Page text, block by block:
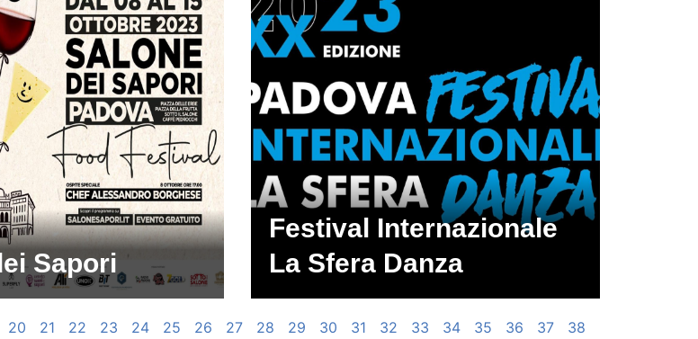
Sapori
Festival Internazionale
La Sfera Danza
20 21 22 23 24 25 26 27 28 29 30 31 32 33 34 35 36 37
38